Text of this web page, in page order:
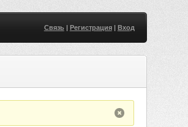
Связь| Регистрация| Вход